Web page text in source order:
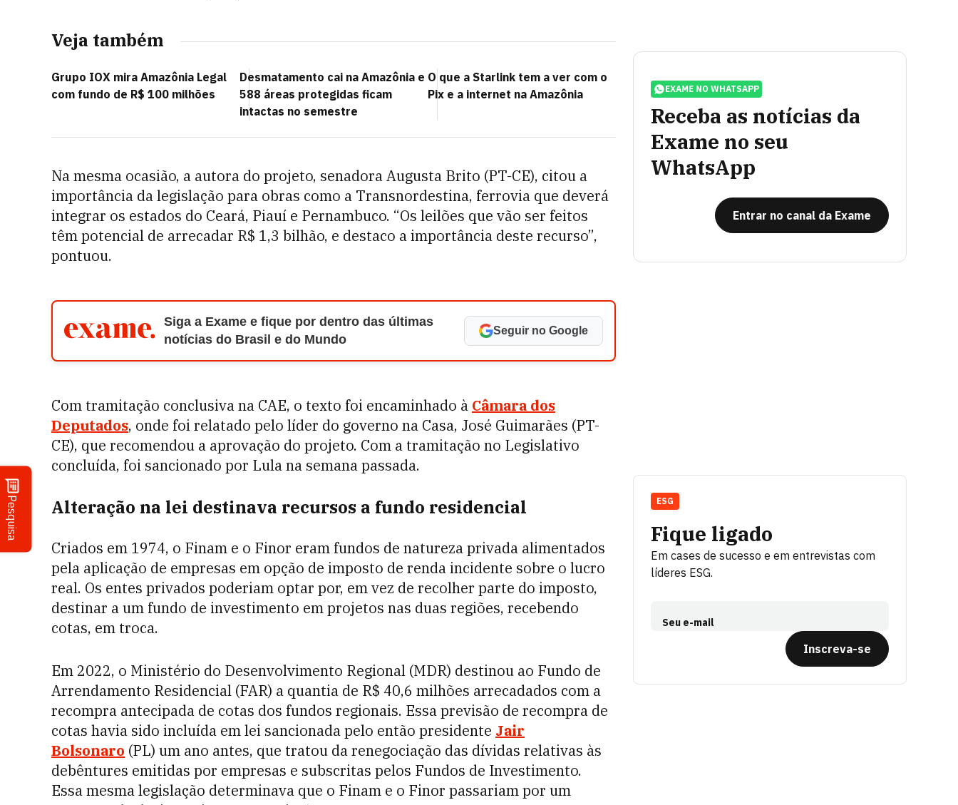
Pesquisa
Veja também
Grupo IOX mira Amazônia Legal
com fundo de R$ 100 milhões
Desmatamento cai na Amazônia e
588 áreas protegidas ficam
intactas no semestre
O que a Starlink tem a ver com o
Pix e a internet na Amazônia
Na mesma ocasião, a autora do projeto, senadora Augusta Brito (PT-CE), citou a
importância da legislação para obras como a Transnordestina, ferrovia que deverá
integrar os estados do Ceará, Piauí e Pernambuco. “Os leilões que vão ser feitos
têm potencial de arrecadar R$ 1,3 bilhão, e destaco a importância deste recurso”,
pontuou.
Siga a Exame e fique por dentro das últimas
notícias do Brasil e do Mundo
Seguir no Google
Com tramitação conclusiva na CAE, o texto foi encaminhado à Câmara dos
Deputados, onde foi relatado pelo líder do governo na Casa, José Guimarães (PT-
CE), que recomendou a aprovação do projeto. Com a tramitação no Legislativo
concluída, foi sancionado por Lula na semana passada.
Alteração na lei destinava recursos a fundo residencial
Criados em 1974, o Finam e o Finor eram fundos de natureza privada alimentados
pela aplicação de empresas em opção de imposto de renda incidente sobre o lucro
real. Os entes privados poderiam optar por, em vez de recolher parte do imposto,
destinar a um fundo de investimento em projetos nas duas regiões, recebendo
cotas, em troca.
Em 2022, o Ministério do Desenvolvimento Regional (MDR) destinou ao Fundo de
Arrendamento Residencial (FAR) a quantia de R$ 40,6 milhões arrecadados com a
recompra antecipada de cotas dos fundos regionais. Essa previsão de recompra de
cotas havia sido incluída em lei sancionada pelo então presidente Jair
Bolsonaro (PL) um ano antes, que tratou da renegociação das dívidas relativas às
debêntures emitidas por empresas e subscritas pelos Fundos de Investimento.
Essa mesma legislação determinava que o Finam e o Finor passariam por um
EXAME NO WHATSAPP
Receba as notícias da
Exame no seu
WhatsApp
Entrar no canal da Exame
Fique ligado
Em cases de sucesso e em entrevistas com
líderes ESG.
Seu e-mail
Inscreva-se
ESG